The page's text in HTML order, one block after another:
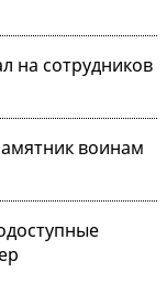
на сотрудников
воинам